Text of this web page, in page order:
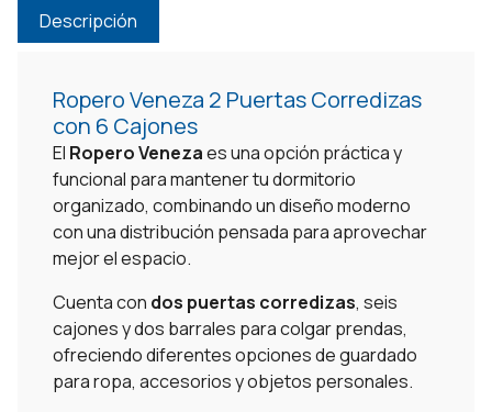
Descripción
Ropero Veneza 2 Puertas Corredizas
con 6 Cajones
El Ropero Venezaes una opción práctica y
funcional para mantener tu dormitorio
organizado, combinando un diseño moderno
con una distribución pensada para aprovechar
mejor el espacio.
Cuenta con dos puertas corredizas, seis
cajones y dos barrales para colgar prendas,
ofreciendo diferentes opciones de guardado
para ropa, accesorios y objetos personales.